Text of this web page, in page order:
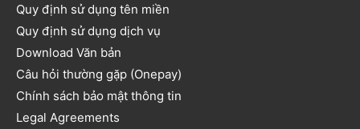
Quy định sử dụng tên miền
Quy định sử dụng dịch vụ
Download Văn bản
Câu hỏi thường gặp (Onepay)
Chính sách bảo mật thông tin
Legal Agreements